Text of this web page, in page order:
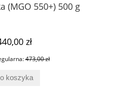
(MGO 550+) 500 g
zł
473,00 zł
koszyka